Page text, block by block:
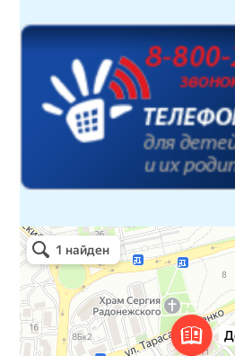
Детская библиотека № 14 Дружбы
Библиотека в Севастополе